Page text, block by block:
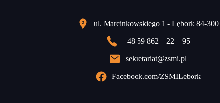
ul. Marcinkowskiego 1 - Lębork 84-300
+48 59 862 – 22 – 95
sekretariat@zsmi.pl
Facebook.com/ZSMILebork